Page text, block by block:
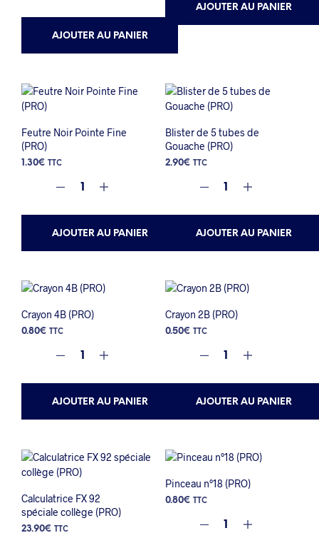
AJOUTER AU PANIER
AJOUTER AU PANIER
Feutre Noir Pointe Fine
(PRO)
1.30€ TTC
AJOUTER AU PANIER
Blister de 5 tubes de
Gouache (PRO)
2.90€ TTC
AJOUTER AU PANIER
Crayon 4B (PRO)
0.80€ TTC
AJOUTER AU PANIER
Crayon 2B (PRO)
0.50€ TTC
AJOUTER AU PANIER
Calculatrice FX 92
spéciale collège (PRO)
23.90€ TTC
Pinceau n°18 (PRO)
0.80€ TTC